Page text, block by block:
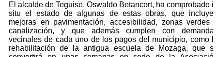
El alcalde de Teguise, Oswaldo Betancort, ha comprobado
situ el estado de algunas de estas obras, que
mejoras en pavimentación, accesibilidad, zonas verdes
canalización, y que además cumplen con
vecinales de cada uno de los pagos del municipio, como
rehabilitación de la antigua escuela de Mozaga, que